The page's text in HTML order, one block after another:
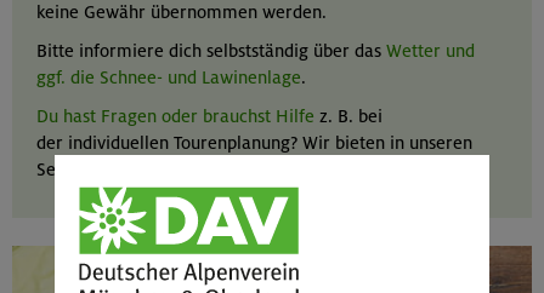
keine Gewähr übernommen werden.
Bitte informiere dich selbstständig über das Wetter und
ggf. die Schnee- und Lawinenlage.
Du hast Fragen oder brauchst Hilfe z. B. bei
der individuellen Tourenplanung? Wir bieten in unseren
Servicestellen alpine Beratung aus erster Hand.